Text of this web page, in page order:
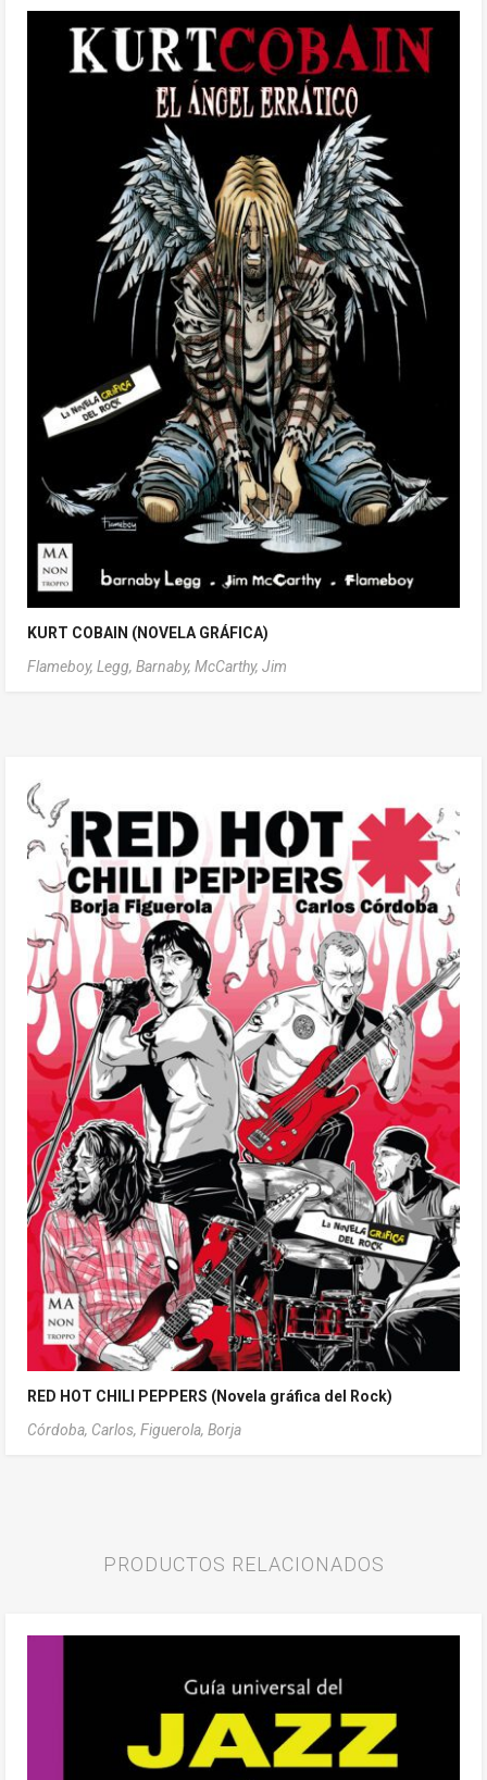
KURT COBAIN (NOVELA GRÁFICA)
Flameboy, Legg, Barnaby, McCarthy, Jim
RED HOT CHILI PEPPERS (Novela gráfica del Rock)
Córdoba, Carlos, Figuerola, Borja
PRODUCTOS RELACIONADOS